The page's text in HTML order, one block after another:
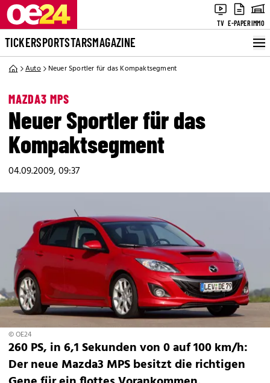
TV E-PAPERIMMO
TICKERSPORTSTARSMAGAZINE
Auto Neuer Sportler für das Kompaktsegment
MAZDA3 MPS
Neuer Sportler für das
Kompaktsegment
04.09.2009, 09:37
© OE24
260 PS, in 6,1 Sekunden von 0 auf 100 km/h:
Der neue Mazda3 MPS besitzt die richtigen